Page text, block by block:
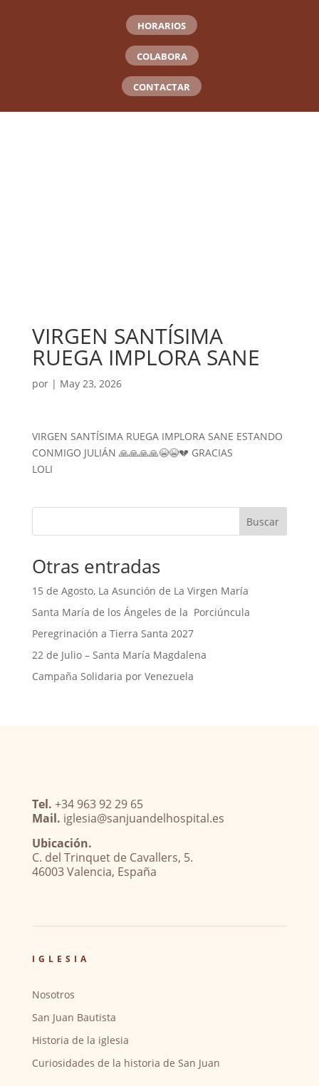
HORARIOS
COLABORA
CONTACTAR
VIRGEN SANTÍSIMA
RUEGA IMPLORA SANE
por | May 23, 2026
VIRGEN SANTÍSIMA RUEGA IMPLORA SANE ESTANDO
CONMIGO JULIÁN 🙏🙏🙏🙏😭😭💔 GRACIAS
LOLI
Buscar
Otras entradas
15 de Agosto, La Asunción de La Virgen María
Santa María de los Ángeles de la Porciúncula
Peregrinación a Tierra Santa 2027
22 de Julio – Santa María Magdalena
Campaña Solidaria por Venezuela
Tel. +34 963 92 29 65
Mail. iglesia@sanjuandelhospital.es
Ubicación.
C. del Trinquet de Cavallers, 5.
46003 Valencia, España
IGLESIA
Nosotros
San Juan Bautista
Historia de la iglesia
Curiosidades de la historia de San Juan